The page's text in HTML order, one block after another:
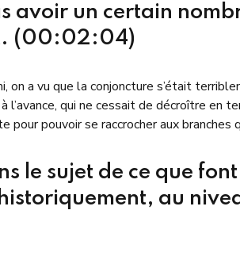
avoir un certain
(00:02:04)
on a vu que la conjoncture s’était
l’avance, qui ne cessait de décroître en
pouvoir se raccrocher aux branches
le sujet de ce que
au